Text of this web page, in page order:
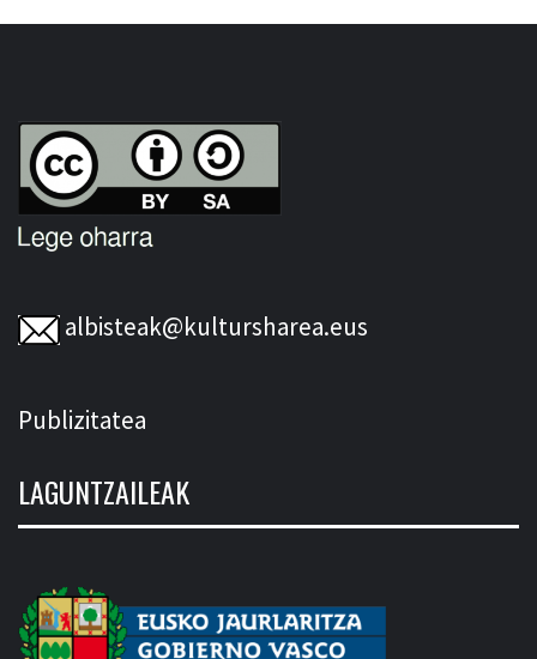
albisteak@kultursharea.eus
Publizitatea
LAGUNTZAILEAK